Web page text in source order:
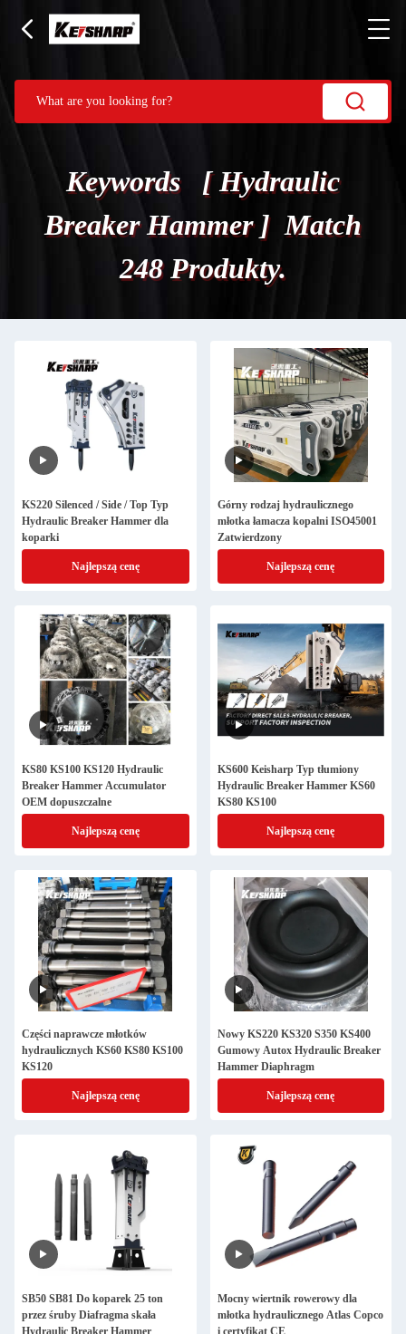
Keywords [ Hydraulic
Breaker Hammer ] Match
248 Produkty.
KS220 Silenced / Side / Top Typ
Hydraulic Breaker Hammer dla
koparki
Najlepszą cenę
Górny rodzaj hydraulicznego
młotka łamacza kopalni ISO45001
Zatwierdzony
Najlepszą cenę
KS80 KS100 KS120 Hydraulic
Breaker Hammer Accumulator
OEM dopuszczalne
Najlepszą cenę
KS600 Keisharp Typ tłumiony
Hydraulic Breaker Hammer KS60
KS80 KS100
Najlepszą cenę
Części naprawcze młotków
hydraulicznych KS60 KS80 KS100
KS120
Najlepszą cenę
Nowy KS220 KS320 S350 KS400
Gumowy Autox Hydraulic Breaker
Hammer Diaphragm
Najlepszą cenę
SB50 SB81 Do koparek 25 ton
przez śruby Diafragma skała
Hydraulic Breaker Hammer
Mocny wiertnik rowerowy dla
młotka hydraulicznego Atlas Copco
i certyfikat CE